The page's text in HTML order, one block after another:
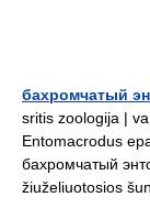
бахромчатый
sritis zoologija |
Entomacrodus
бахромчатый
žiuželiuotosios